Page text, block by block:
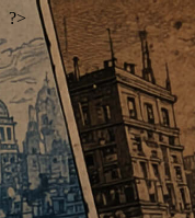
?>